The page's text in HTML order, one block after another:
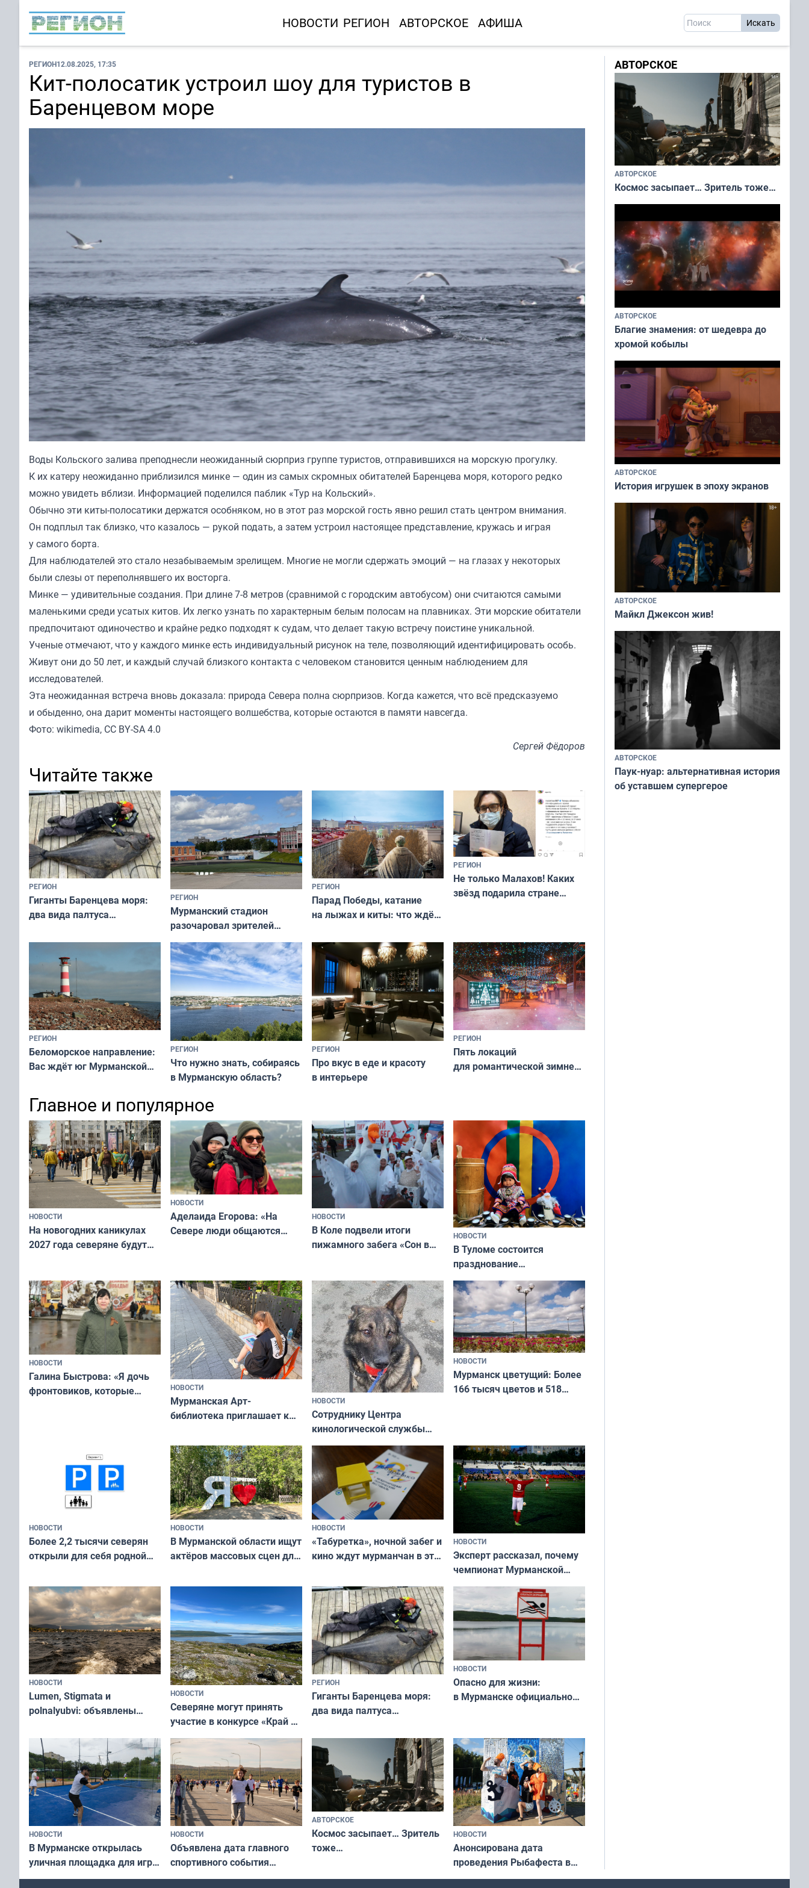
НОВОСТИ РЕГИОН АВТОРСКОЕ АФИША
РЕГИОН12.08.2025, 17:35
Кит-полосатик устроил шоу для туристов в
Баренцевом море
Воды Кольского залива преподнесли неожиданный сюрприз группе туристов, отправившихся на морскую прогулку.
К их катеру неожиданно приблизился минке — один из самых скромных обитателей Баренцева моря, которого редко
можно увидеть вблизи. Информацией поделился паблик «Тур на Кольский».
Обычно эти киты-полосатики держатся особняком, но в этот раз морской гость явно решил стать центром внимания.
Он подплыл так близко, что казалось — рукой подать, а затем устроил настоящее представление, кружась и играя
у самого борта.
Для наблюдателей это стало незабываемым зрелищем. Многие не могли сдержать эмоций — на глазах у некоторых
были слезы от переполнявшего их восторга.
Минке — удивительные создания. При длине 7-8 метров (сравнимой с городским автобусом) они считаются самыми
маленькими среди усатых китов. Их легко узнать по характерным белым полосам на плавниках. Эти морские обитатели
предпочитают одиночество и крайне редко подходят к судам, что делает такую встречу поистине уникальной.
Ученые отмечают, что у каждого минке есть индивидуальный рисунок на теле, позволяющий идентифицировать особь.
Живут они до 50 лет, и каждый случай близкого контакта с человеком становится ценным наблюдением для
исследователей.
Эта неожиданная встреча вновь доказала: природа Севера полна сюрпризов. Когда кажется, что всё предсказуемо
и обыденно, она дарит моменты настоящего волшебства, которые остаются в памяти навсегда.
Фото: wikimedia, CC BY-SA 4.0
Сергей Фёдоров
Читайте также
РЕГИОН
Гиганты Баренцева моря:
два вида палтуса
РЕГИОН
Мурманский стадион
разочаровал зрителей
матчей регионального
чемпионата
РЕГИОН
Парад Победы, катание
на лыжах и киты: что ждёт
на майские праздники
РЕГИОН
Не только Малахов! Каких
звёзд подарила стране
РЕГИОН
Беломорское направление:
Вас ждёт юг Мурманской
РЕГИОН
Что нужно знать, собираясь
в Мурманскую область?
РЕГИОН
Про вкус в еде и красоту
в интерьере
РЕГИОН
Пять локаций
для романтической зимней
Главное и популярное
НОВОСТИ
На новогодних каникулах
2027 года северяне будут
НОВОСТИ
Аделаида Егорова: «На
Севере люди общаются
НОВОСТИ
В Коле подвели итоги
пижамного забега «Сон в
НОВОСТИ
В Туломе состоится
празднование
Международного дня
коренных народов мира
НОВОСТИ
Галина Быстрова: «Я дочь
фронтовиков, которые
НОВОСТИ
Мурманская Арт-
библиотека приглашает к
и фотографов
НОВОСТИ
Сотруднику Центра
кинологической службы
ищут новый дом
НОВОСТИ
Мурманск цветущий: Более
166 тысяч цветов и 518
НОВОСТИ
Более 2,2 тысячи северян
открыли для себя родной
«Туризм для своих»
НОВОСТИ
В Мурманской области ищут
актёров массовых сцен для
короткометражном фильме
НОВОСТИ
«Табуретка», ночной забег и
кино ждут мурманчан в эти
НОВОСТИ
Эксперт рассказал, почему
чемпионат Мурманской
области по футболу остался
незамеченным
НОВОСТИ
Lumen, Stigmata и
polnalyubvi: объявлены
«Имандра» в 2026 года
НОВОСТИ
Северяне могут принять
участие в конкурсе «Край у
северной границы: фотогид
по Печенгскому округу»
РЕГИОН
Гиганты Баренцева моря:
два вида палтуса
НОВОСТИ
Опасно для жизни:
в Мурманске официально
НОВОСТИ
В Мурманске открылась
уличная площадка для игры
в падел
НОВОСТИ
Объявлена дата главного
спортивного события
Заполярья: как зарождался
АВТОРСКОЕ
Космос засыпает… Зритель
тоже…
НОВОСТИ
Анонсирована дата
проведения Рыбафеста в
2026 году
АВТОРСКОЕ
АВТОРСКОЕ
Космос засыпает… Зритель тоже…
АВТОРСКОЕ
Благие знамения: от шедевра до
хромой кобылы
АВТОРСКОЕ
История игрушек в эпоху экранов
АВТОРСКОЕ
Майкл Джексон жив!
АВТОРСКОЕ
Паук-нуар: альтернативная история
об уставшем супергерое